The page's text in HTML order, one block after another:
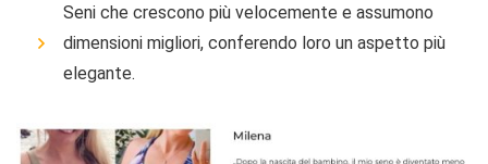
Seni che crescono più velocemente e assumono
dimensioni migliori, conferendo loro un aspetto più
elegante.